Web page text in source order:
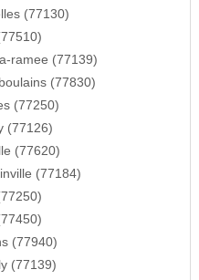
(77130)
ramee (77139)
(77830)
(77250)
(77126)
(77620)
(77184)
(77940)
(77139)